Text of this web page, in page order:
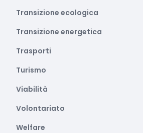
Transizione ecologica
Transizione energetica
Trasporti
Turismo
Viabilità
Volontariato
Welfare